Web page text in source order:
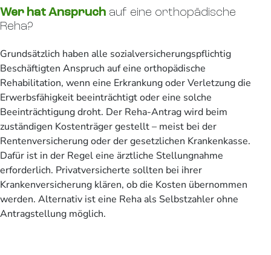
Wer hat Anspruch auf eine orthopädische
Reha?
Grundsätzlich haben alle sozialversicherungspflichtig
Beschäftigten Anspruch auf eine orthopädische
Rehabilitation, wenn eine Erkrankung oder Verletzung die
Erwerbsfähigkeit beeinträchtigt oder eine solche
Beeinträchtigung droht. Der Reha-Antrag wird beim
zuständigen Kostenträger gestellt – meist bei der
Rentenversicherung oder der gesetzlichen Krankenkasse.
Dafür ist in der Regel eine ärztliche Stellungnahme
erforderlich. Privatversicherte sollten bei ihrer
Krankenversicherung klären, ob die Kosten übernommen
werden. Alternativ ist eine Reha als Selbstzahler ohne
Antragstellung möglich.